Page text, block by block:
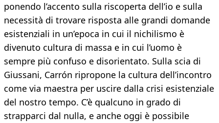
ponendo l’accento sulla riscoperta dell’io e sulla
necessità di trovare risposta alle grandi domande
esistenziali in un’epoca in cui il nichilismo è
divenuto cultura di massa e in cui l’uomo è
sempre più confuso e disorientato. Sulla scia di
Giussani, Carrón ripropone la cultura dell’incontro
come via maestra per uscire dalla crisi esistenziale
del nostro tempo. C’è qualcuno in grado di
strapparci dal nulla, e anche oggi è possibile